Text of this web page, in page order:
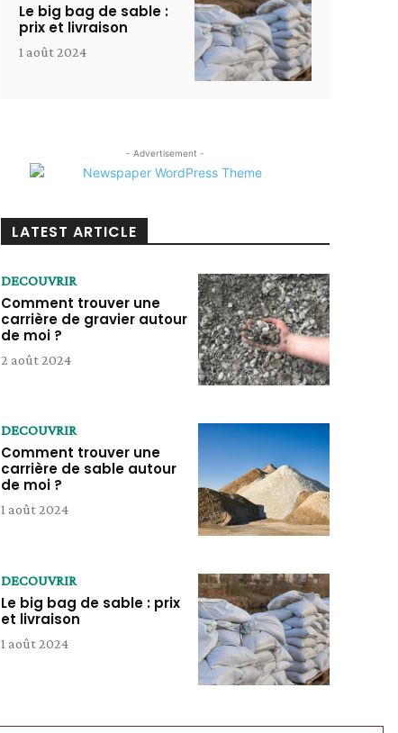
Le big bag de sable :
prix et livraison
1 août 2024
- Advertisement -
LATEST ARTICLE
DECOUVRIR
Comment trouver une
carrière de gravier autour
de moi ?
2 août 2024
DECOUVRIR
Comment trouver une
carrière de sable autour
de moi ?
1 août 2024
DECOUVRIR
Le big bag de sable : prix
et livraison
1 août 2024